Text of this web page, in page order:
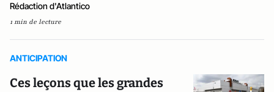
Rédaction d'Atlantico
1 min de lecture
ANTICIPATION
Ces leçons que les grandes